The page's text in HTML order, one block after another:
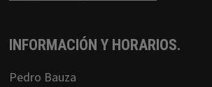
INFORMACIÓN Y HORARIOS.
Pedro Bauza